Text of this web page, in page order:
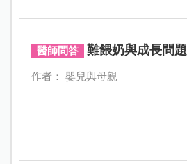
醫師問答 難餵奶與成長問題
作者： 嬰兒與母親